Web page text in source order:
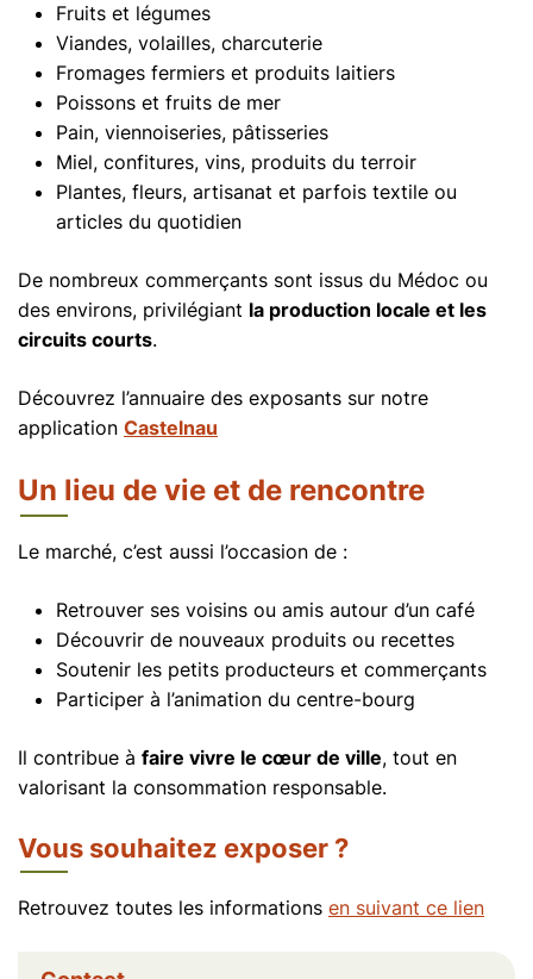
Fruits et légumes
Viandes, volailles, charcuterie
Fromages fermiers et produits laitiers
Poissons et fruits de mer
Pain, viennoiseries, pâtisseries
Miel, confitures, vins, produits du terroir
Plantes, fleurs, artisanat et parfois textile ou
articles du quotidien
De nombreux commerçants sont issus du Médoc ou
des environs, privilégiant la production locale et les
circuits courts.
Découvrez l’annuaire des exposants sur notre
application Castelnau
Un lieu de vie et de rencontre
Le marché, c’est aussi l’occasion de :
Retrouver ses voisins ou amis autour d’un café
Découvrir de nouveaux produits ou recettes
Soutenir les petits producteurs et commerçants
Participer à l’animation du centre-bourg
Il contribue à faire vivre le cœur de ville, tout en
valorisant la consommation responsable.
Vous souhaitez exposer ?
Retrouvez toutes les informations en suivant ce lien
Informations complémentaires